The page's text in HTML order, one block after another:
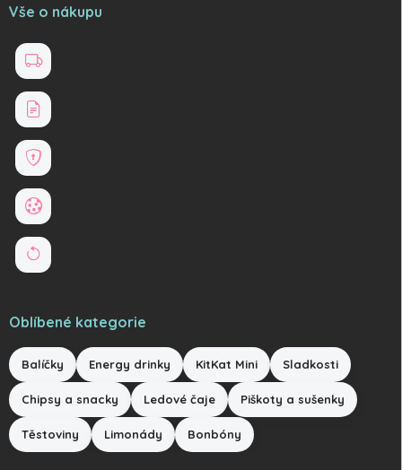
Vše o nákupu
Oblíbené kategorie
Balíčky Energy drinky KitKat Mini Sladkosti
Chipsy a snacky Ledové čaje Piškoty a sušenky
Těstoviny Limonády Bonbóny